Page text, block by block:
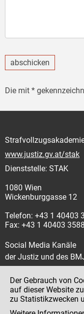
abschicken
Die mit *
www.justiz.gv.at/stak
Dienststelle: STAK
1080 Wien
Wickenburggasse 12
Telefon: +43 1 40403
Fax: +43 1 40403
Social Media Kanäle
der Justiz und des
Impressum
Der Gebrauch von
auf dieser Website
zu Statistikzwecken